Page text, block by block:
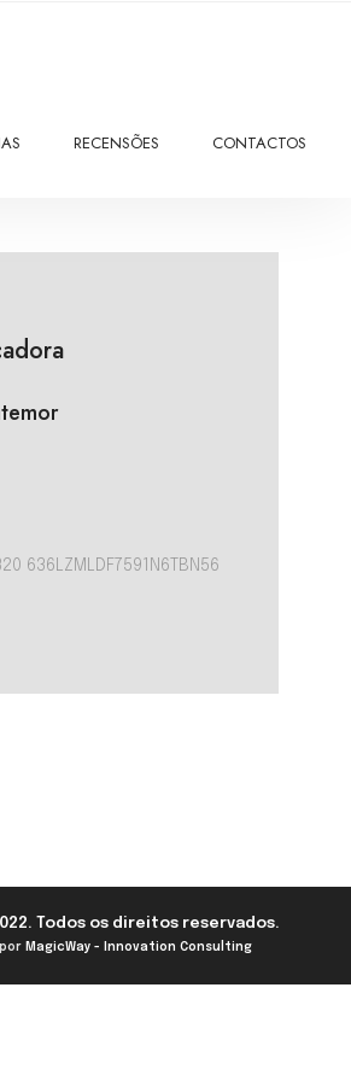
RECENSÕES CONTACTOS
Todos os direitos reservados.
MagicWay - Innovation Consulting